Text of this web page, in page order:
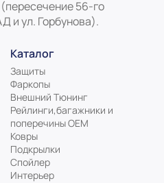
56-го
и ул. Горбунова).
Каталог
Защиты
Фаркопы
Внешний Тюнинг
Рейлинги,багажники и
поперечины ОЕМ
Ковры
Подкрылки
Спойлер
Интерьер